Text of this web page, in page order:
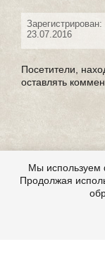
Зарегистрирован:
23.07.2016
Посетители,
оставлять
Мы используем
Продолжая